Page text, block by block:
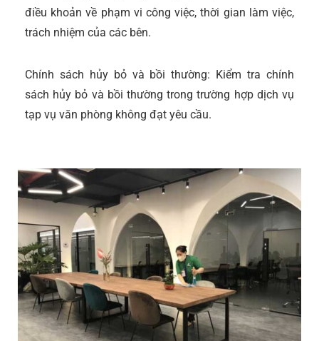
điều khoản về phạm vi công việc, thời gian làm việc,
trách nhiệm của các bên.
Chính sách hủy bỏ và bồi thường: Kiểm tra chính
sách hủy bỏ và bồi thường trong trường hợp dịch vụ
tạp vụ văn phòng không đạt yêu cầu.